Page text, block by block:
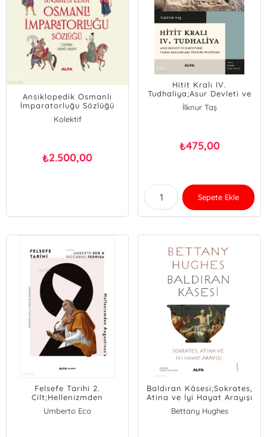
Ansiklopedik Osmanlı
İmparatorluğu Sözlüğü
(Ciltli)
Kolektif
₺2.500,00
Hitit Kralı IV.
Tudhaliya;Asur Devleti ve
Suriye’deki Vassal
Krallıklara Yönelik
İlknur Taş
₺475,00
Sepete Ekle
Felsefe Tarihi 2.
Cilt;Hellenizmden
Augustinus'a
Umberto Eco
Baldıran Kâsesi;Sokrates,
Atina ve İyi Hayat Arayışı
Bettany Hughes